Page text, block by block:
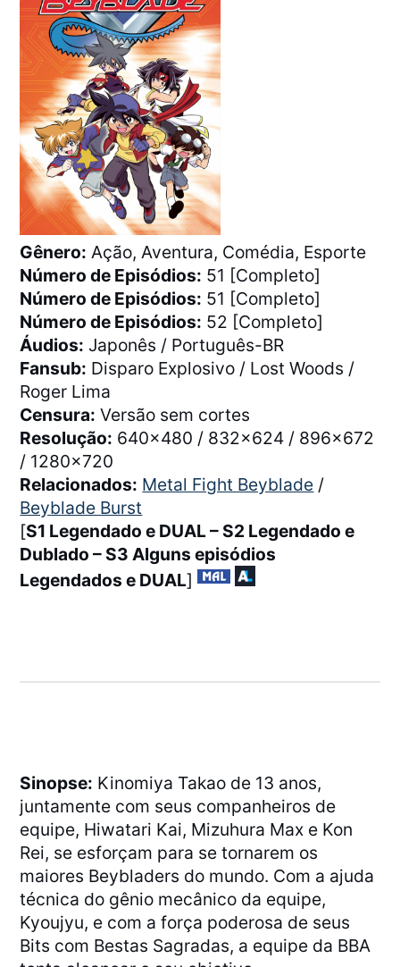
Gênero: Ação, Aventura, Comédia, Esporte
Número de Episódios: 51 [Completo]
Número de Episódios: 51 [Completo]
Número de Episódios: 52 [Completo]
Áudios: Japonês / Português-BR
Fansub: Disparo Explosivo / Lost Woods /
Roger Lima
Censura: Versão sem cortes
Resolução: 640×480 / 832×624 / 896×672
/ 1280×720
Relacionados: Metal Fight Beyblade /
Beyblade Burst
[S1 Legendado e DUAL – S2 Legendado e
Dublado – S3 Alguns episódios
Legendados e DUAL]
Sinopse: Kinomiya Takao de 13 anos,
juntamente com seus companheiros de
equipe, Hiwatari Kai, Mizuhura Max e Kon
Rei, se esforçam para se tornarem os
maiores Beybladers do mundo. Com a ajuda
técnica do gênio mecânico da equipe,
Kyoujyu, e com a força poderosa de seus
Bits com Bestas Sagradas, a equipe da BBA